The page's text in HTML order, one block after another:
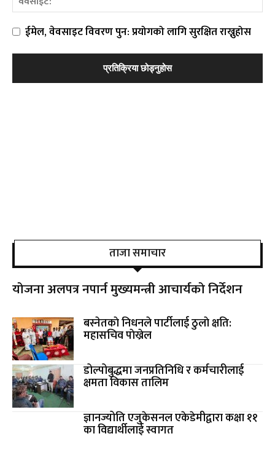
ईमेल, वेवसाइट विवरण पुन: प्रयोगको लागि सुरक्षित राख्नुहोस
ताजा समाचार
योजना अलपत्र नपार्न मुख्यमन्त्री आचार्यको निर्देशन
बस्नेतकाे निधनले पार्टीलाई ठुलाे क्षति:
महासचिव पाेख्रेल
डोल्पोबुद्धमा जनप्रतिनिधि र कर्मचारीलाई
क्षमता विकास तालिम
ज्ञानज्योति एजुकेसनल एकेडेमीद्वारा कक्षा ११
का विद्यार्थीलाई स्वागत